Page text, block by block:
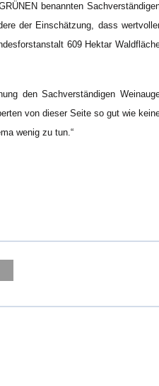
benannten
der Einschätzung, dass
609 Hektar
den Sachverständigen
von dieser Seite so gut wie
wenig zu tun.“